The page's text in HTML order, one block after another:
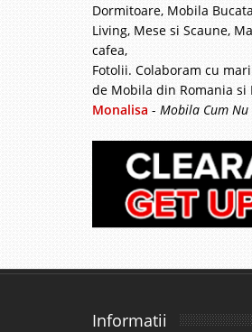
Dormitoare, Mobila
Living, Mese si Scaune,
cafea,
Fotolii. Colaboram cu
de Mobila din Romania si
Monalisa - Mobila Cum
Informatii